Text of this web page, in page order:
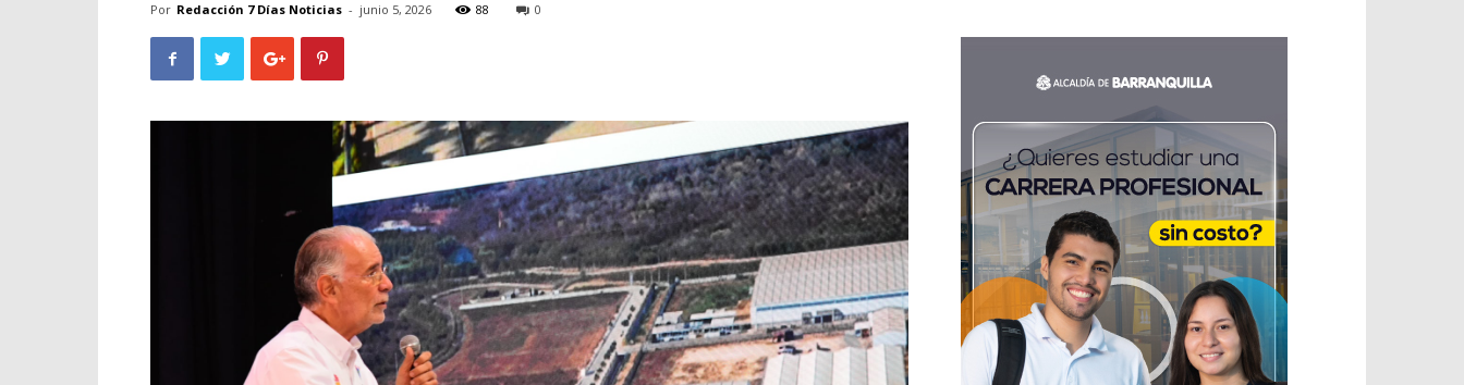
Por Redacción 7 Días Noticias - junio 5, 2026 88 0